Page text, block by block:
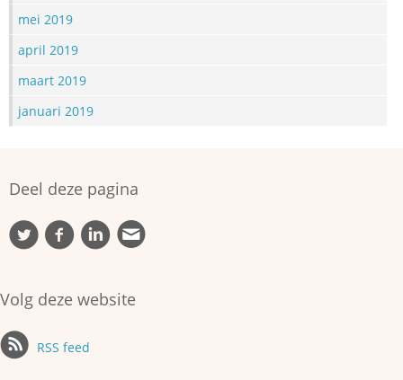
mei 2019
april 2019
maart 2019
januari 2019
Deel deze pagina
Volg deze website
RSS feed